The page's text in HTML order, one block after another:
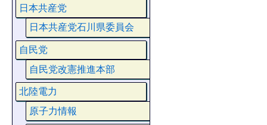
日本共産党
日本共産党石川県委員会
自民党
自民党改憲推進本部
北陸電力
原子力情報